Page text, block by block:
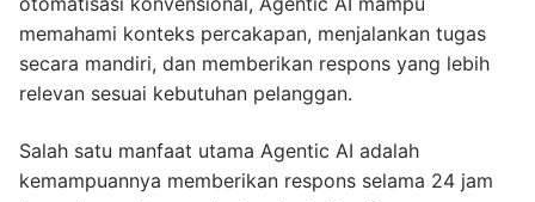
memahami konteks percakapan, menjalankan tugas
secara mandiri, dan memberikan respons yang lebih
relevan sesuai kebutuhan pelanggan.
Salah satu manfaat utama Agentic AI adalah
kemampuannya memberikan respons selama 24 jam